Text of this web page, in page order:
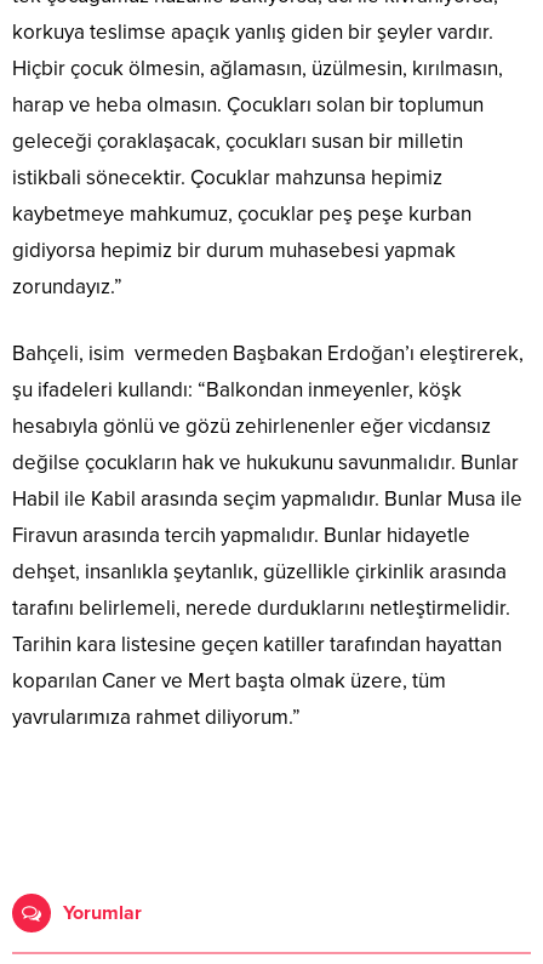
korkuya teslimse apaçık yanlış giden bir şeyler vardır.
Hiçbir çocuk ölmesin, ağlamasın, üzülmesin, kırılmasın,
harap ve heba olmasın. Çocukları solan bir toplumun
geleceği çoraklaşacak, çocukları susan bir milletin
istikbali sönecektir. Çocuklar mahzunsa hepimiz
kaybetmeye mahkumuz, çocuklar peş peşe kurban
gidiyorsa hepimiz bir durum muhasebesi yapmak
zorundayız.”
Bahçeli, isim vermeden Başbakan Erdoğan’ı eleştirerek,
şu ifadeleri kullandı: “Balkondan inmeyenler, köşk
hesabıyla gönlü ve gözü zehirlenenler eğer vicdansız
değilse çocukların hak ve hukukunu savunmalıdır. Bunlar
Habil ile Kabil arasında seçim yapmalıdır. Bunlar Musa ile
Firavun arasında tercih yapmalıdır. Bunlar hidayetle
dehşet, insanlıkla şeytanlık, güzellikle çirkinlik arasında
tarafını belirlemeli, nerede durduklarını netleştirmelidir.
Tarihin kara listesine geçen katiller tarafından hayattan
koparılan Caner ve Mert başta olmak üzere, tüm
yavrularımıza rahmet diliyorum.”
Yorumlar